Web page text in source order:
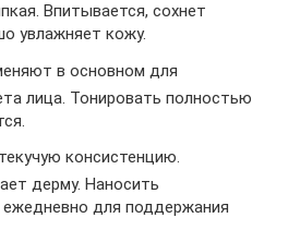
Впитывается, сохнет
увлажняет кожу.
в основном для
лица. Тонировать полностью
консистенцию.
дерму. Наносить
ежедневно для поддержания